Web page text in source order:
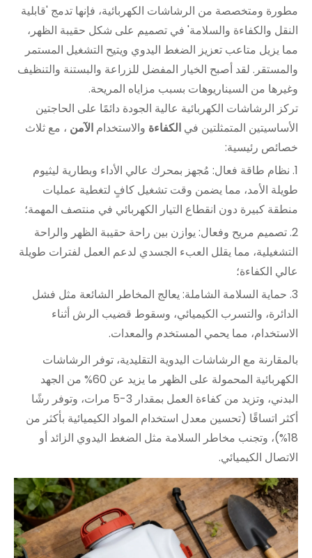
مطورة ومتخصصة من الرشاشات الكهربائية، فإنها تدمج 'قابلية
النقل والكفاءة والسلامة' في تصميم على شكل حقيبة الظهر،
مما يزيل متاعب تعزيز الضغط اليدوي ويتيح التشغيل المستمر
والمستقر. لقد أصبح الخيار المفضل للزراعة والبستنة والتنظيف
وغيرها من السيناريوهات بسبب مزاياه المريحة.
تركز الرشاشات الكهربائية عالية الجودة دائمًا على الحاجتين
الأساسيتين المتمثلتين في الكفاءة والاستخدام الآمن ، مع ثلاث
خصائص رئيسية:
1. نظام طاقة فعال: مُجهز بمحرك عالي الأداء وبطارية ليثيوم
طويلة الأمد، مما يضمن وقت تشغيل كافٍ لتغطية عمليات
منطقة كبيرة دون انقطاع التيار الكهربائي في منتصف المهمة؛
2. تصميم مريح وفعال: يوازن بين راحة حقيبة الظهر والراحة
التشغيلية، مما يقلل العبء الجسدي لدعم العمل لفترات طويلة
عالي الكفاءة؛
3. حماية السلامة الشاملة: يعالج المخاطر الشائعة مثل فشل
الدائرة، والتسرب الكيميائي، وسقوط قضيب الرش أثناء
الاستخدام، مما يحمي المستخدم والمعدات.
بالمقارنة مع الرشاشات اليدوية التقليدية، توفر الرشاشات
الكهربائية المحمولة على الظهر ما يزيد عن 60% من الجهد
البدني، وتزيد من كفاءة العمل بمقدار 3-5 مرات، وتوفر رشًا
أكثر اتساقًا (تحسين معدل استخدام المواد الكيميائية بأكثر من
18%)، وتجنب مخاطر السلامة مثل الضغط اليدوي الزائد أو
الاتصال الكيميائي.